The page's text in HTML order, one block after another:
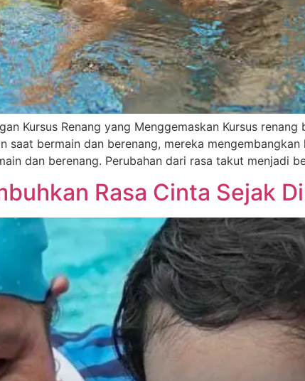
Kursus Renang yang Menggemaskan Kursus
saat bermain dan berenang, mereka
dan berenang. Perubahan dari rasa takut menjadi
Rasa Cinta Sejak